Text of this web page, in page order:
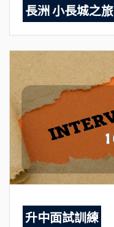
長洲 小長城之旅
升中面試訓練